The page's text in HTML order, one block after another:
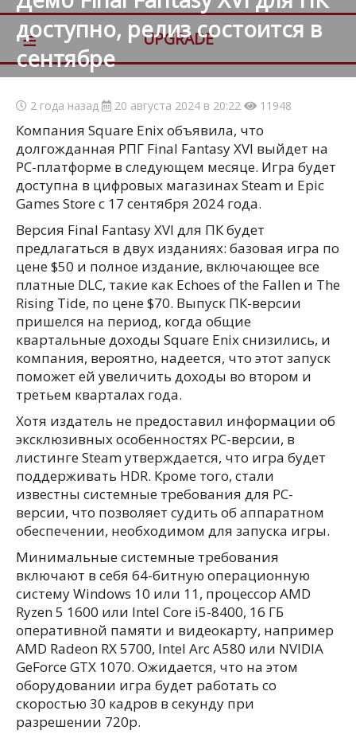
≡ UPGRADE
доступно, релиз состоится в
сентябре
2 года назад 20 августа 2024 в 20:22 11948
Компания Square Enix объявила, что
долгожданная РПГ Final Fantasy XVI выйдет на
PC-платформе в следующем месяце. Игра будет
доступна в цифровых магазинах Steam и Epic
Games Store с 17 сентября 2024 года.
Версия Final Fantasy XVI для ПК будет
предлагаться в двух изданиях: базовая игра по
цене $50 и полное издание, включающее все
платные DLC, такие как Echoes of the Fallen и The
Rising Tide, по цене $70. Выпуск ПК-версии
пришелся на период, когда общие
квартальные доходы Square Enix снизились, и
компания, вероятно, надеется, что этот запуск
поможет ей увеличить доходы во втором и
третьем кварталах года.
Хотя издатель не предоставил информации об
эксклюзивных особенностях PC-версии, в
листинге Steam утверждается, что игра будет
поддерживать HDR. Кроме того, стали
известны системные требования для PC-
версии, что позволяет судить об аппаратном
обеспечении, необходимом для запуска игры.
Минимальные системные требования
включают в себя 64-битную операционную
систему Windows 10 или 11, процессор AMD
Ryzen 5 1600 или Intel Core i5-8400, 16 ГБ
оперативной памяти и видеокарту, например
AMD Radeon RX 5700, Intel Arc A580 или NVIDIA
GeForce GTX 1070. Ожидается, что на этом
оборудовании игра будет работать со
скоростью 30 кадров в секунду при
разрешении 720p.